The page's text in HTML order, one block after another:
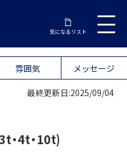
気になるリスト
雰囲気 メッセージ
最終更新日:2025/09/04
・4t・10t)